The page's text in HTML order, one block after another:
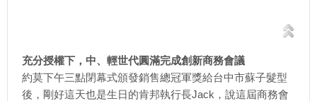
充分授權下，中、輕世代圓滿完成創新商務會議
約莫下午三點閉幕式頒發銷售總冠軍獎給台中市蘇子髮型
後，剛好這天也是生日的肯邦執行長Jack，說這屆商務會